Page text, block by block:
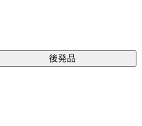
後発品